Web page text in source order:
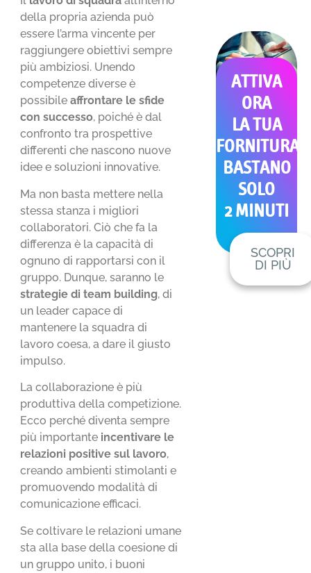
della propria azienda può
essere l’arma vincente per
raggiungere obiettivi sempre
più ambiziosi. Unendo
competenze diverse è
possibileaffrontare le sfide
con successo, poiché è dal
confronto tra prospettive
differenti che nascono nuove
idee e soluzioni innovative.
Ma non basta mettere nella
stessa stanza i migliori
collaboratori. Ciò che fa la
differenza è la capacità di
ognuno di rapportarsi con il
gruppo. Dunque, saranno le
strategie di team building, di
un leader capace di
mantenere la squadra di
lavoro coesa, a dare il giusto
impulso.
La collaborazione è più
produttiva della competizione.
Ecco perché diventa sempre
più importante incentivare le
relazioni positive sul lavoro,
creando ambienti stimolanti e
promuovendo modalità di
comunicazione efficaci.
Se coltivare le relazioni umane
sta alla base della coesione di
un gruppo unito, i buoni
ATTIVA
ORA
LA TUA
FORNITURA
BASTANO
SOLO
2 MINUTI
SCOPRI
DI PIÙ